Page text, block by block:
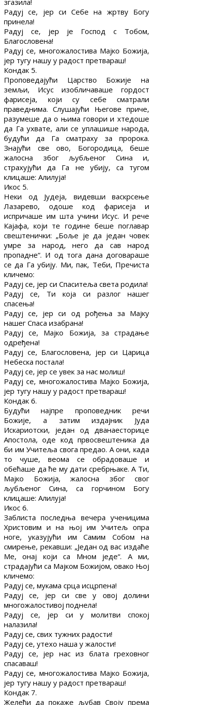
згазила!
Радуј се, јер си Себе на жртву Богу
принела!
Радуј се, јер је Господ с Тобом,
Благословена!
Радуј се, многожалостива Мајко Божија,
јер тугу нашу у радост претвараш!
Кондак 5.
Проповедајући Царство Божије на
земљи, Исус изобличаваше гордост
фарисеја, који су себе сматрали
праведнима. Слушајући Његове приче,
разумеше да о њима говори и хтедоше
да Га ухвате, али се уплашише народа,
будући да Га сматраху за пророка.
Знајући све ово, Богородица, беше
жалосна због љубљеног Сина и,
страхујући да Га не убију, са тугом
клицаше: Алилуја!
Икос 5.
Неки од Јудеја, видевши васкрсење
Лазарево, одоше код фарисеја и
испричаше им шта учини Исус. И рече
Кајафа, који те године беше поглавар
свештенички: „Боље је да један човек
умре за народ, него да сав народ
пропадне“. И од тога дана договараше
се да Га убију. Ми, пак, Теби, Пречиста
кличемо:
Радуј се, јер си Спаситеља света родила!
Радуј се, Ти која си разлог нашег
спасења!
Радуј се, јер си од рођења за Мајку
нашег Спаса изабрана!
Радуј се, Мајко Божија, за страдање
одређена!
Радуј се, Благословена, јер си Царица
Небеска постала!
Радуј се, јер се увек за нас молиш!
Радуј се, многожалостива Мајко Божија,
јер тугу нашу у радост претвараш!
Кондак 6.
Будући најпре проповедник речи
Божије, а затим издајник Јуда
Искариотски, један од дванаесторице
Апостола, оде код првосвештеника да
би им Учитеља свога предао. А они, када
то чуше, веома се обрадоваше и
обећаше да ће му дати сребрњаке. А Ти,
Мајко Божија, жалосна због свог
љубљеног Сина, са горчином Богу
клицаше: Алилуја!
Икос 6.
Заблиста последња вечера ученицима
Христовим и на њој им Учитељ опра
ноге, указујући им Самим Собом на
смирење, рекавши: „Један од вас издаће
Ме, онај који са Мном једе“. А ми,
страдајући са Мајком Божијом, овако Њој
кличемо:
Радуј се, мукама срца исцрпена!
Радуј се, јер си све у овој долини
многожалостивој поднела!
Радуј се, јер си у молитви спокој
налазила!
Радуј се, свих тужних радости!
Радуј се, утехо наша у жалости!
Радуј се, јер нас из блата греховног
спасаваш!
Радуј се, многожалостива Мајко Божија,
јер тугу нашу у радост претвараш!
Кондак 7.
Желећи да покаже љубав Своју према